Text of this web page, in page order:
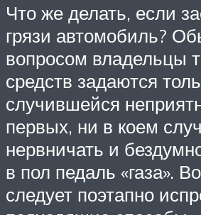
Что же делать, если
грязи автомобиль?
вопросом владельцы
средств задаются
случившейся
первых, ни в коем
нервничать и
в пол педаль «газа».
следует поэтапно